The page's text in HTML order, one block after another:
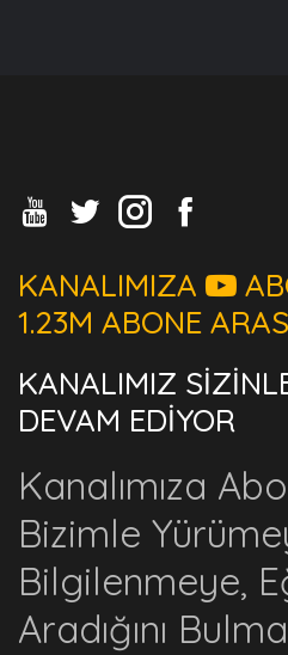
KANALIMIZA
1.23M ABONE
KANALIMIZ
DEVAM EDİYOR
Kanalımıza
Bizimle
Bilgilenmeye,
Aradığını